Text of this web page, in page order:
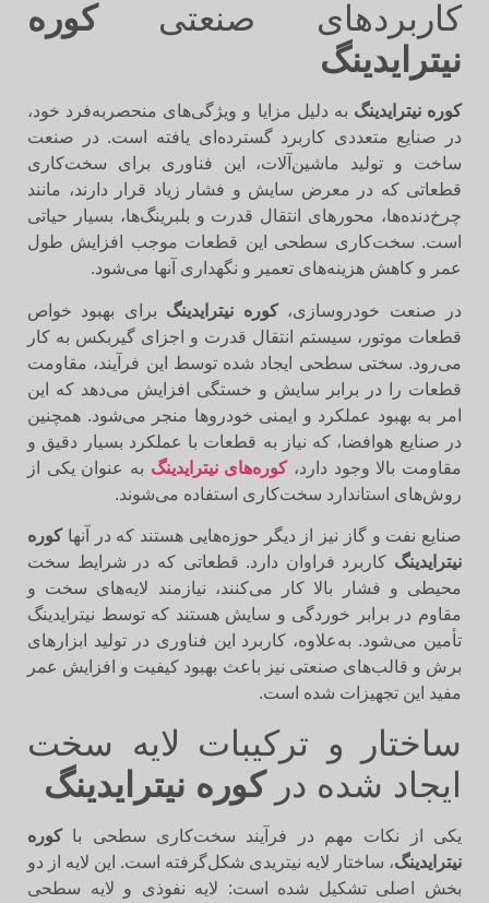
کاربردهای صنعتی
کوره
نیترایدینگ
کوره نیترایدینگبه دلیل مزایا و ویژگی‌های منحصربه‌فرد خود،
در صنایع متعددی کاربرد گسترده‌ای یافته است. در صنعت
ساخت و تولید ماشین‌آلات، این فناوری برای سخت‌کاری
قطعاتی که در معرض سایش و فشار زیاد قرار دارند، مانند
چرخ‌دنده‌ها، محورهای انتقال قدرت و بلبرینگ‌ها، بسیار حیاتی
است. سخت‌کاری سطحی این قطعات موجب افزایش طول
عمر و کاهش هزینه‌های تعمیر و نگهداری آنها می‌شود.
در صنعت خودروسازی،کوره نیترایدینگبرای بهبود خواص
قطعات موتور، سیستم انتقال قدرت و اجزای گیربکس به کار
می‌رود. سختی سطحی ایجاد شده توسط این فرآیند، مقاومت
قطعات را در برابر سایش و خستگی افزایش می‌دهد که این
امر به بهبود عملکرد و ایمنی خودروها منجر می‌شود. همچنین
در صنایع هوافضا، که نیاز به قطعات با عملکرد بسیار دقیق و
مقاومت بالا وجود دارد،کوره‌های نیترایدینگبه عنوان یکی از
روش‌های استاندارد سخت‌کاری استفاده می‌شوند.
صنایع نفت و گاز نیز از دیگر حوزه‌هایی هستند که در آنهاکوره
نیترایدینگکاربرد فراوان دارد. قطعاتی که در شرایط سخت
محیطی و فشار بالا کار می‌کنند، نیازمند لایه‌های سخت و
مقاوم در برابر خوردگی و سایش هستند که توسط نیترایدینگ
تأمین می‌شود. به‌علاوه، کاربرد این فناوری در تولید ابزارهای
برش و قالب‌های صنعتی نیز باعث بهبود کیفیت و افزایش عمر
مفید این تجهیزات شده است.
ساختار و ترکیبات لایه سخت
ایجاد شده در کوره نیترایدینگ
یکی از نکات مهم در فرآیند سخت‌کاری سطحی باکوره
نیترایدینگ، ساختار لایه نیتریدی شکل‌گرفته است. این لایه از دو
بخش اصلی تشکیل شده است: لایه نفوذی و لایه سطحی